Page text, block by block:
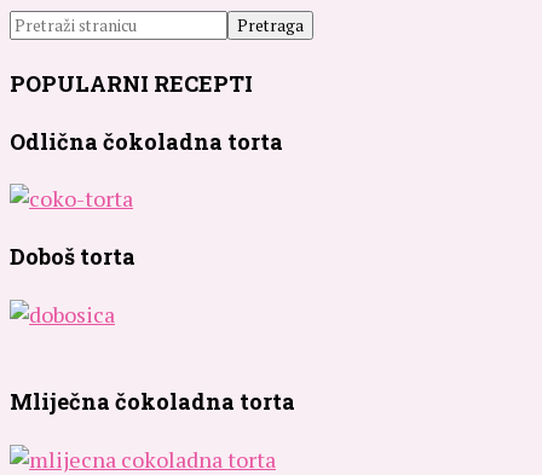
POPULARNI RECEPTI
Odlična čokoladna torta
Doboš torta
Mliječna čokoladna torta